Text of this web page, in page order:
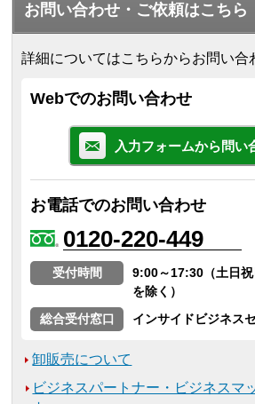
お問い合わせ・ご依頼はこちら
詳細についてはこちらからお問い合
Webでのお問い合わせ
入力フォームから問い
お電話でのお問い合わせ
0120-220-449
受付時間
9:00～17:30（土日
を除く）
総合受付窓口
インサイドビジネス
卸販売について
ビジネスパートナー・ビジネスマ